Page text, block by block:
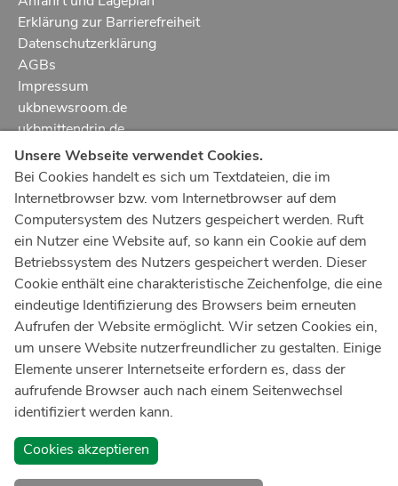
Erklärung zur Barrierefreiheit
Datenschutzerklärung
AGBs
Impressum
ukbnewsroom.de
ukbmittendrin.de
Notruf112
Ärztlicher Notdienst116 117
Giftnotrufzentrale
Tel: +49 22819240
Notfallzentrum Bonn
Kindernotfallzentrum Bonn
UKB-Telefonzentrale
+49 228287 0
Spenden Sie online an das Universitätsklinikum Bonn
Unsere Webseite verwendet Cookies.
Bei Cookies handelt es sich um Textdateien, die im
Internetbrowser bzw. vom Internetbrowser auf dem
Computersystem des Nutzers gespeichert werden. Ruft
ein Nutzer eine Website auf, so kann ein Cookie auf dem
Betriebssystem des Nutzers gespeichert werden. Dieser
Cookie enthält eine charakteristische Zeichenfolge, die eine
eindeutige Identifizierung des Browsers beim erneuten
Aufrufen der Website ermöglicht. Wir setzen Cookies ein,
um unsere Website nutzerfreundlicher zu gestalten. Einige
Elemente unserer Internetseite erfordern es, dass der
aufrufende Browser auch nach einem Seitenwechsel
identifiziert werden kann.
Cookies akzeptieren